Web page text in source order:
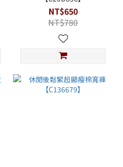
NT$650
NT$780